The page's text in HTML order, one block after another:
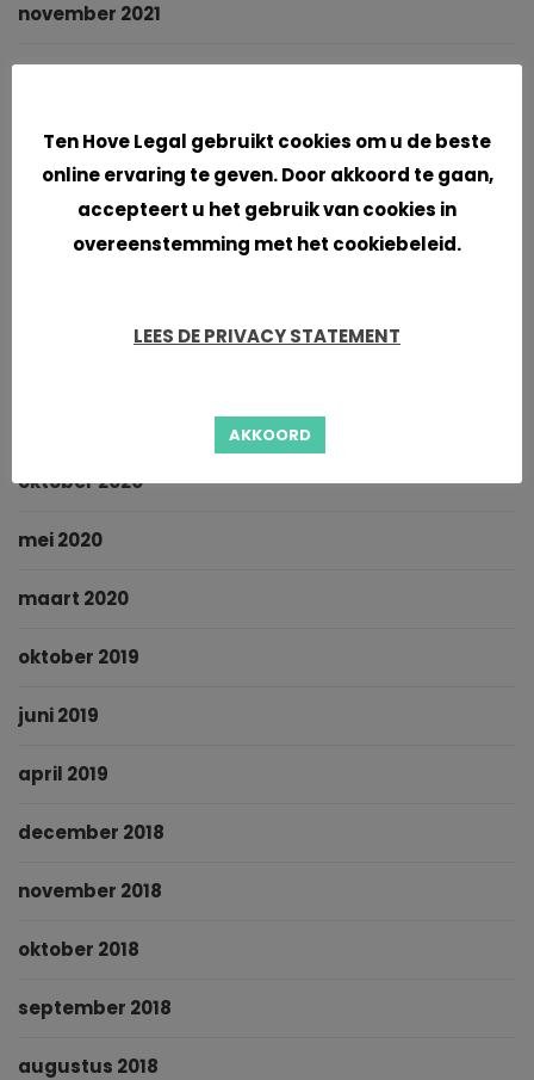
november 2021
oktober 2021
september 2021
juni 2021
april 2021
oktober 2020
mei 2020
maart 2020
oktober 2019
juni 2019
april 2019
december 2018
november 2018
oktober 2018
september 2018
augustus 2018
Ten Hove Legal gebruikt cookies om u de beste
online ervaring te geven. Door akkoord te gaan,
accepteert u het gebruik van cookies in
overeenstemming met het cookiebeleid.
LEES DE PRIVACY STATEMENT
AKKOORD